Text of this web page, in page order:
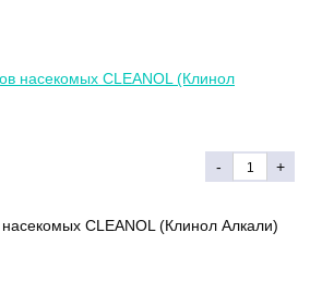
- +
CLEANOL (Клинол Алкали)